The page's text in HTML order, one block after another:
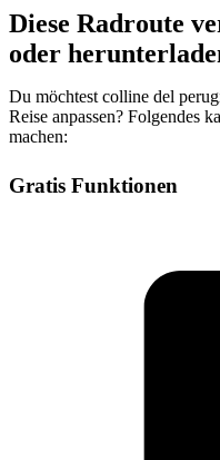
Diese Radroute
oder
Du möchtest colline del
Reise anpassen? Folgendes
machen:
Gratis Funktionen